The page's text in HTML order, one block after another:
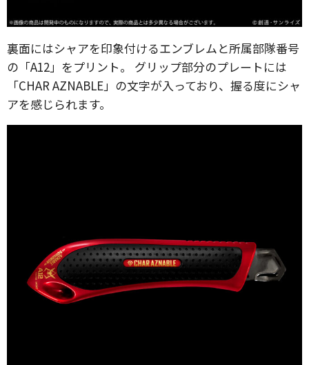
裏面にはシャアを印象付けるエンブレムと所属部隊番号
の「A12」をプリント。 グリップ部分のプレートには
「CHAR AZNABLE」の文字が入っており、握る度にシャ
アを感じられます。